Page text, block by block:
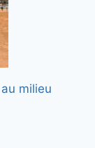
milieu